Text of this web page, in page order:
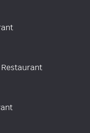
Restaurant